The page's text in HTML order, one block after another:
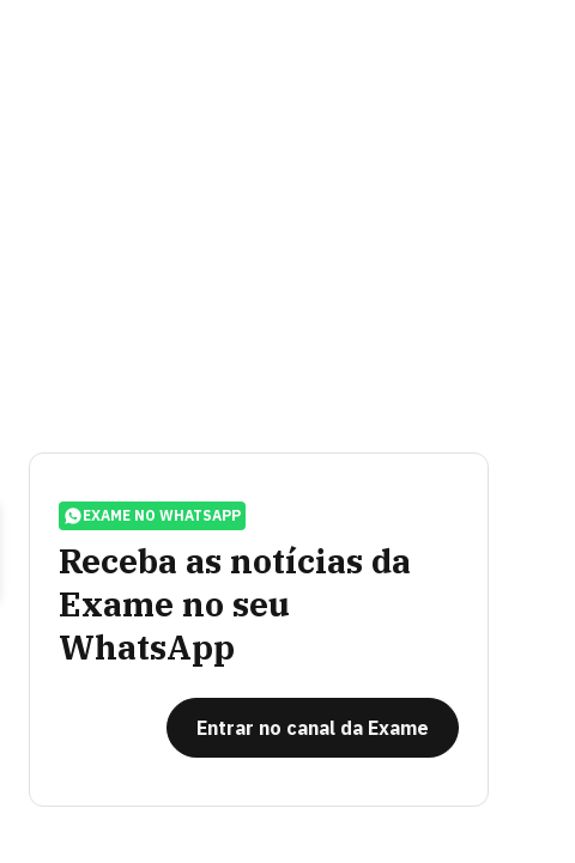
EXAME NO WHATSAPP
Receba as notícias da
Exame no seu
WhatsApp
Entrar no canal da Exame